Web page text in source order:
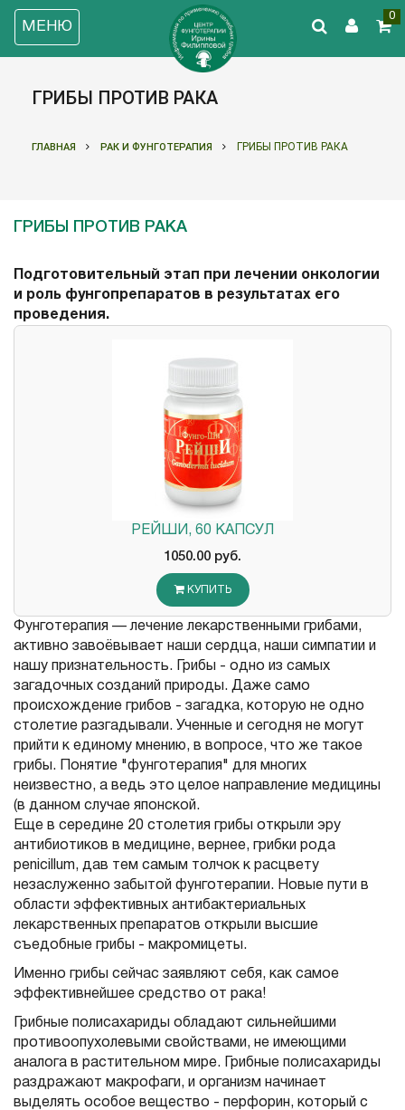
МЕНЮ
0
ГРИБЫ ПРОТИВ РАКА
ГЛАВНАЯ РАК И ФУНГОТЕРАПИЯ ГРИБЫ ПРОТИВ РАКА
ГРИБЫ ПРОТИВ РАКА
Подготовительный этап при лечении онкологии
и роль фунгопрепаратов в результатах его
проведения.
РЕЙШИ, 60 КАПСУЛ
1050.00 руб.
КУПИТЬ
Фунготерапия — лечение лекарственными грибами,
активно завоёвывает наши сердца, наши симпатии и
нашу признательность. Грибы - одно из самых
загадочных созданий природы. Даже само
происхождение грибов - загадка, которую не одно
столетие разгадывали. Ученные и сегодня не могут
прийти к единому мнению, в вопросе, что же такое
грибы. Понятие "фунготерапия" для многих
неизвестно, а ведь это целое направление медицины
(в данном случае японской.
Еще в середине 20 столетия грибы открыли эру
антибиотиков в медицине, вернее, грибки рода
penicillum, дав тем самым толчок к расцвету
незаслуженно забытой фунготерапии. Новые пути в
области эффективных антибактериальных
лекарственных препаратов открыли высшие
съедобные грибы - макромицеты.
Именно грибы сейчас заявляют себя, как самое
эффективнейшее средство от рака!
Грибные полисахариды обладают сильнейшими
противоопухолевыми свойствами, не имеющими
аналога в растительном мире. Грибные полисахариды
раздражают макрофаги, и организм начинает
выделять особое вещество - перфорин, который с